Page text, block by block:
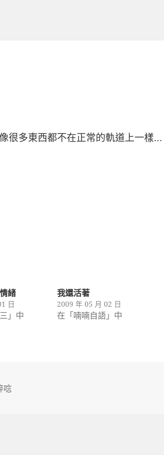
很多東西都不在正常的軌道上一樣…
緒
日
」中
我還活著
2009 年 05 月 02 日
在「喃喃自語」中
唸